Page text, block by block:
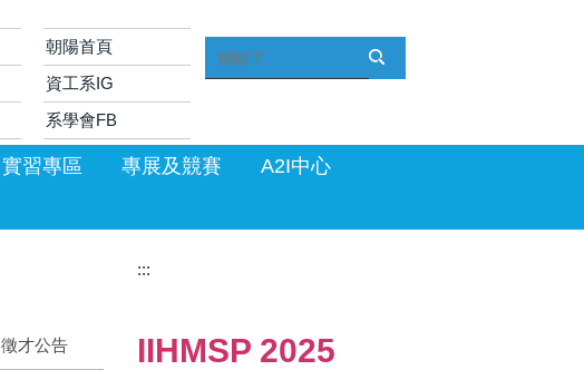
朝陽首頁
資工系IG
系學會FB
實習專區 專展及競賽
A2I中心
徵才公告
:::
IIHMSP 2025